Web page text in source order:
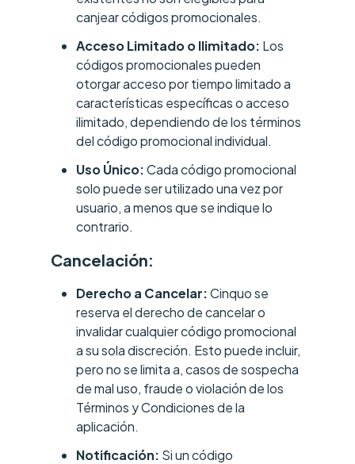
canjear códigos promocionales.
Acceso Limitado o Ilimitado: Los
códigos promocionales pueden
otorgar acceso por tiempo limitado a
características específicas o acceso
ilimitado, dependiendo de los términos
del código promocional individual.
Uso Único:Cada código promocional
solo puede ser utilizado una vez por
usuario, a menos que se indique lo
contrario.
Cancelación:
Derecho a Cancelar:Cinquo se
reserva el derecho de cancelar o
invalidar cualquier código promocional
a su sola discreción. Esto puede incluir,
pero no se limita a, casos de sospecha
de mal uso, fraude o violación de los
Términos y Condiciones de la
aplicación.
Notificación: Si un código